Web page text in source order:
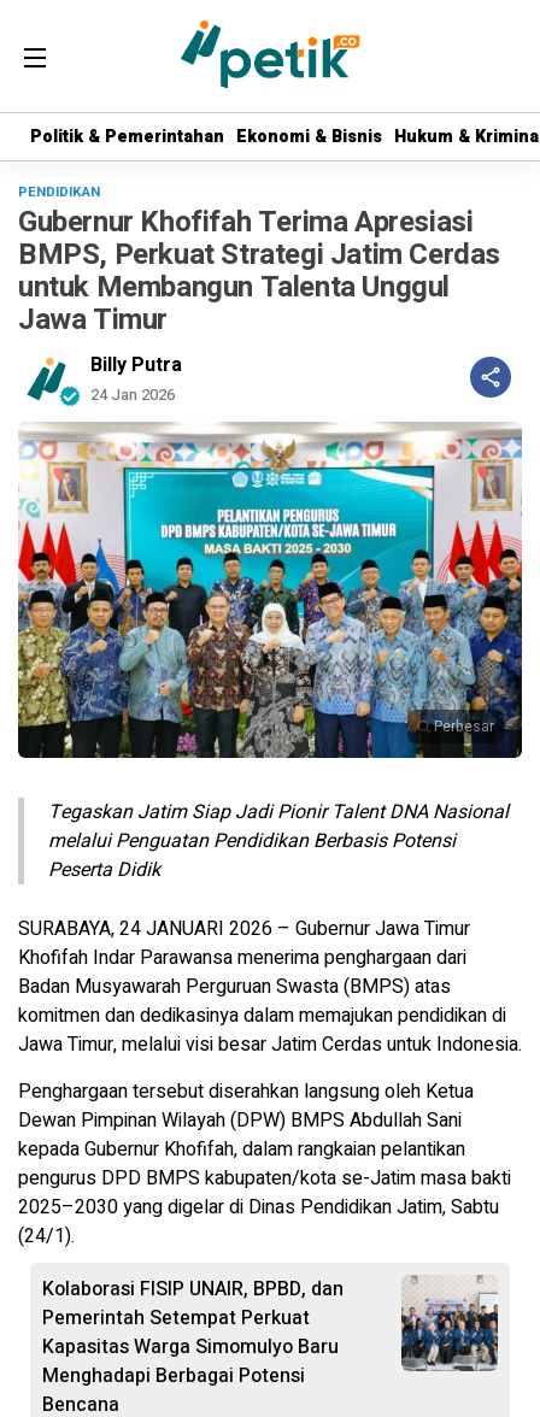
Politik & Pemerintahan Ekonomi & Bisnis Hukum &
Politik & Pemerintahan Ekonomi & Bisnis Hukum &
PENDIDIKAN
Gubernur Khofifah Terima Apresiasi
BMPS, Perkuat Strategi Jatim Cerdas
untuk Membangun Talenta Unggul
Jawa Timur
Billy Putra
24 Jan 2026
Perbesar
Tegaskan Jatim Siap Jadi Pionir Talent DNA Nasional
melalui Penguatan Pendidikan Berbasis Potensi
Peserta Didik
SURABAYA, 24 JANUARI 2026 – Gubernur Jawa Timur
Khofifah Indar Parawansa menerima penghargaan dari
Badan Musyawarah Perguruan Swasta (BMPS) atas
komitmen dan dedikasinya dalam memajukan pendidikan di
Jawa Timur, melalui visi besar Jatim Cerdas untuk Indonesia.
Penghargaan tersebut diserahkan langsung oleh Ketua
Dewan Pimpinan Wilayah (DPW) BMPS Abdullah Sani
kepada Gubernur Khofifah, dalam rangkaian pelantikan
pengurus DPD BMPS kabupaten/kota se-Jatim masa bakti
2025–2030 yang digelar di Dinas Pendidikan Jatim, Sabtu
(24/1).
Kolaborasi FISIP UNAIR, BPBD, dan
Pemerintah Setempat Perkuat
Kapasitas Warga Simomulyo Baru
Menghadapi Berbagai Potensi
Bencana